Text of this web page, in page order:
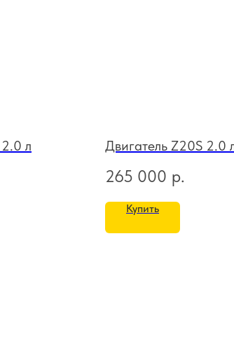
л Двигатель Z20S 2.0
265 000 р.
Купить